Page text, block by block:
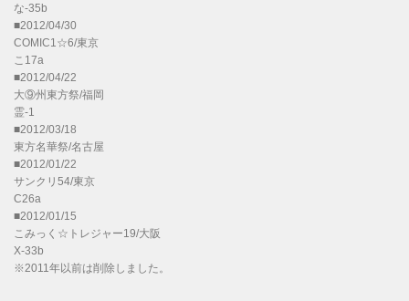
な-35b
■2012/04/30
COMIC1☆6/東京
こ17a
■2012/04/22
大⑨州東方祭/福岡
霊-1
■2012/03/18
東方名華祭/名古屋
■2012/01/22
サンクリ54/東京
C26a
■2012/01/15
こみっく☆トレジャー19/大阪
X-33b
※2011年以前は削除しました。